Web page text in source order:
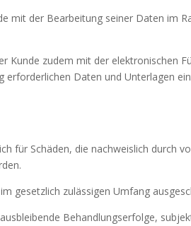
mit der Bearbeitung seiner Daten im
Kunde zudem mit der elektronischen
erforderlichen Daten und Unterlagen
für Schäden, die nachweislich durch
gesetzlich zulässigen Umfang
Behandlungserfolge,